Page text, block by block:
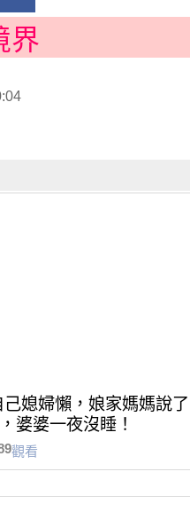
界
媳婦懶，娘家媽媽說了
婆婆一夜沒睡！
觀看